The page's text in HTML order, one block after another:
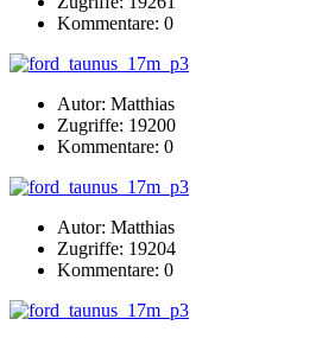
Kommentare: 0
Autor: Matthias
Zugriffe: 19200
Kommentare: 0
Autor: Matthias
Zugriffe: 19204
Kommentare: 0